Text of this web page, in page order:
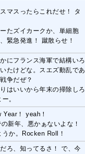
マスったらこれだせ！ タ
たズイカークか、単細胞
緊急発進！ 蹴散らせ！
にフランス海軍で結構いろ
たけどな。スエズ動乱であ
争だぜ？
はいいから年末の掃除しろ
。
！ yeah！
新年、悪かぁないよな！
か。Rocken Roll！
ろ、知ってるさ！ で、今